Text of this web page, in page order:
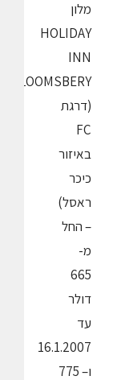
מלון
HOLIDAY
INN
BLOOMSBERY
(דרגת
FC
באיזור
כיכר
ראסל)
– החל
מ-
665
דולר
עד
16.1.2007
ו– 775